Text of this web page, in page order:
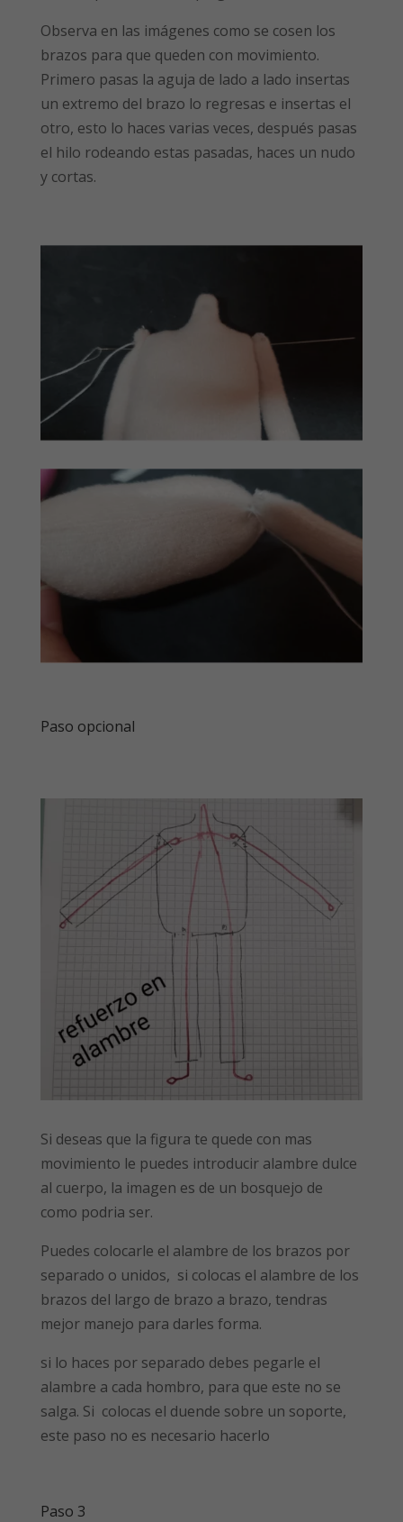
Observa en las imágenes como se cosen los
brazos para que queden con movimiento.
Primero pasas la aguja de lado a lado insertas
un extremo del brazo lo regresas e insertas el
otro, esto lo haces varias veces, después pasas
el hilo rodeando estas pasadas, haces un nudo
y cortas.
Paso opcional
Si deseas que la figura te quede con mas
movimiento le puedes introducir alambre dulce
al cuerpo, la imagen es de un bosquejo de
como podria ser.
Puedes colocarle el alambre de los brazos por
separado o unidos, si colocas el alambre de los
brazos del largo de brazo a brazo, tendras
mejor manejo para darles forma.
si lo haces por separado debes pegarle el
alambre a cada hombro, para que este no se
salga. Si colocas el duende sobre un soporte,
este paso no es necesario hacerlo
Paso 3